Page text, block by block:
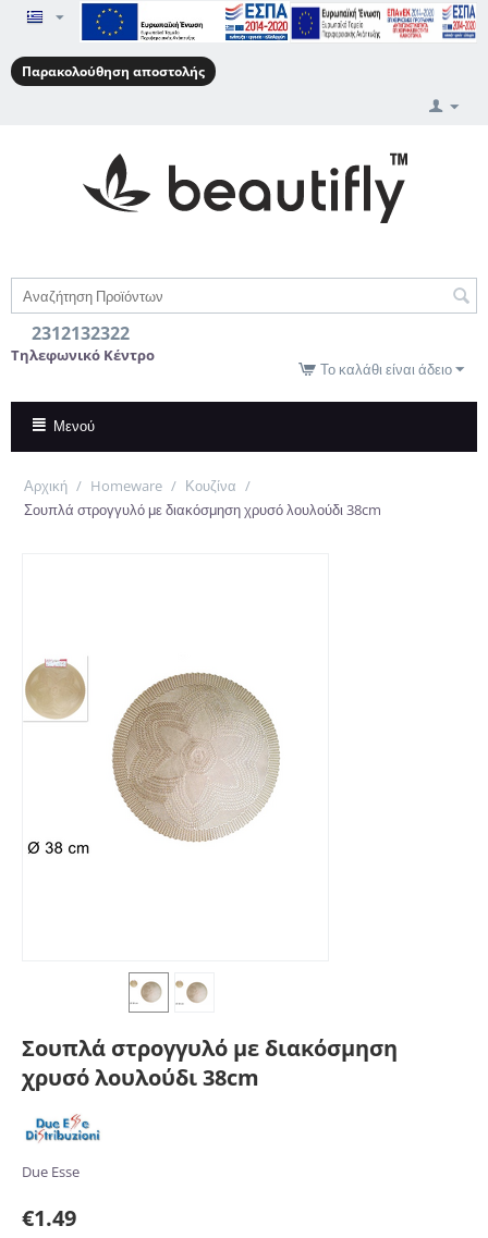
Παρακολούθηση αποστολής
2312132322
Τηλεφωνικό Κέντρο
Το καλάθι είναι άδειο
Μενού
Αρχική / Homeware / Κουζίνα /
Σουπλά στρογγυλό με διακόσμηση χρυσό λουλούδι 38cm
Σουπλά στρογγυλό με διακόσμηση
χρυσό λουλούδι 38cm
Due Esse
€1.49